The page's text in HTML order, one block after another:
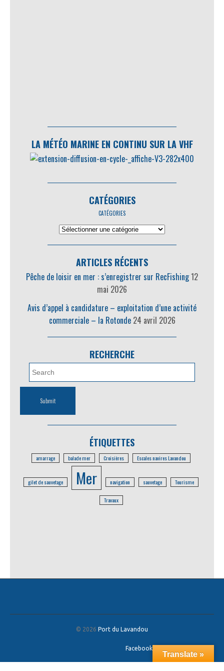
LA MÉTÉO MARINE EN CONTINU SUR LA VHF
CATÉGORIES
CATÉGORIES
ARTICLES RÉCENTS
Pêche de loisir en mer : s’enregistrer sur RecFishing12
mai 2026
Avis d’appel à candidature – exploitation d’une activité
commerciale – la Rotonde 24 avril 2026
RECHERCHE
ÉTIQUETTES
amarrage balade mer Croisières Escales navires Lavandou
gilet de sauvetage Mer navigation sauvetage Tourisme
Travaux
© 2026 Port du Lavandou
Facebook
Translate »